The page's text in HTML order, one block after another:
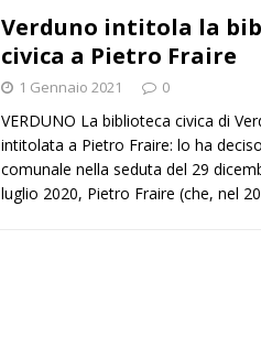
Verduno intitola la
civica a Pietro Fraire
1 Gennaio 2021 0
VERDUNO La biblioteca civica di
intitolata a Pietro Fraire: lo ha
comunale nella seduta del 29
luglio 2020, Pietro Fraire (che, nel